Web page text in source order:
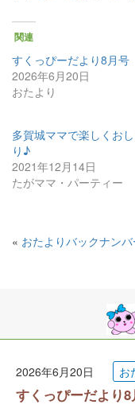
関連
すくっぴーだより8月号
2026年6月20日
おたより
多賀城ママで楽しくお
り♪
2021年12月14日
たがママ・パーティー
« おたよりバックナンバ
2026年6月20日 お
すくっぴーだより8